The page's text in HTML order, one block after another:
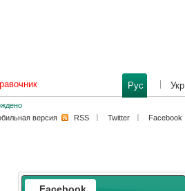
Рус Укр
версия
RSS Twitter Facebook